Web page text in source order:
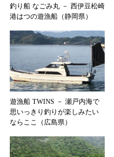
釣り船 なごみ丸 － 西伊豆松崎
港はつの遊漁船（静岡県）
遊漁船 TWINS － 瀬戸内海で
思いっきり釣りが楽しみたい
ならここ（広島県）